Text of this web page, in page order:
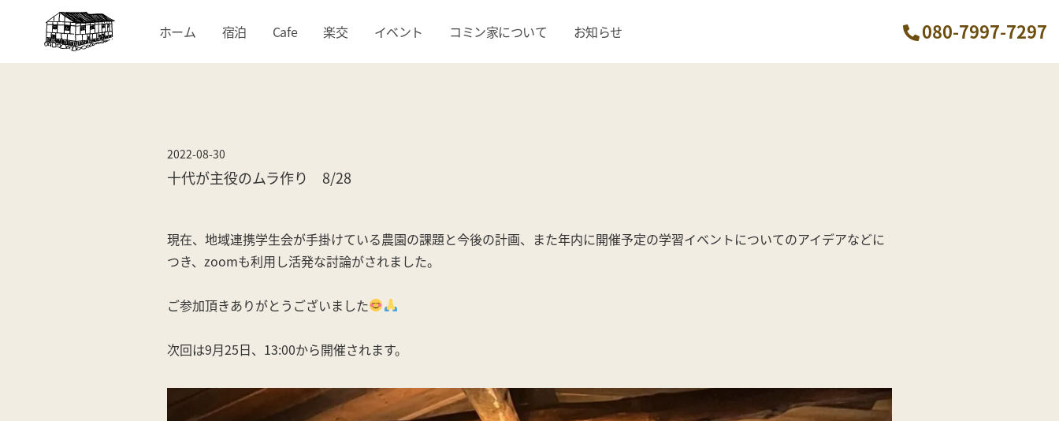
ホーム 宿泊 Cafe 楽交 イベント コミン家について お知らせ 080-7997-7297
2022-08-30
十代が主役のムラ作り 8/28
現在、地域連携学生会が手掛けている農園の課題と今後の計画、また年内に開催予定の学習イベントについてのアイデアなどに
つき、zoomも利用し活発な討論がされました。
ご参加頂きありがとうございました
次回は9月25日、13:00から開催されます。